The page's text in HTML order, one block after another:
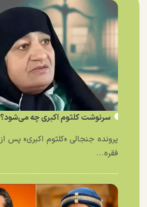
سرنوشت کلثوم اکبری چه می‌شود؟
فقره...